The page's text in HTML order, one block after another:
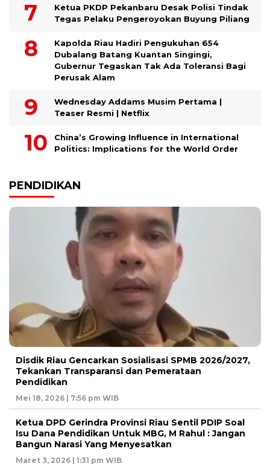
Ketua PKDP Pekanbaru Desak Polisi Tindak
Tegas Pelaku Pengeroyokan Buyung Piliang
Kapolda Riau Hadiri Pengukuhan 654
Dubalang Batang Kuantan Singingi,
Gubernur Tegaskan Tak Ada Toleransi Bagi
Perusak Alam
Wednesday Addams Musim Pertama |
Teaser Resmi | Netflix
China’s Growing Influence in International
Politics: Implications for the World Order
PENDIDIKAN
Disdik Riau Gencarkan Sosialisasi SPMB 2026/2027,
Tekankan Transparansi dan Pemerataan
Pendidikan
Mei 18, 2026 | 7:56 pm WIB
Ketua DPD Gerindra Provinsi Riau Sentil PDIP Soal
Isu Dana Pendidikan Untuk MBG, M Rahul : Jangan
Bangun Narasi Yang Menyesatkan
Maret 3, 2026 | 1:31 pm WIB